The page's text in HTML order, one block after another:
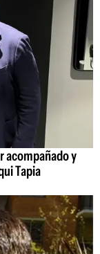
acompañado y
Tapia